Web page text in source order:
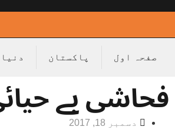
صفحہ اول پاکستان دنیا
فحاشی بے
دسمبر 18, 2017